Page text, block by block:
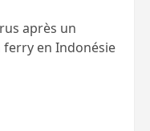
après un
en Indonésie